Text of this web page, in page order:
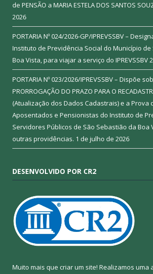
de PENSÃO a MARIA ESTELA DOS SANTOS
2026
PORTARIA Nº 024/2026-GP/IPREVSSBV –
Instituto de Previdência Social do Município
Boa Vista, para viajar a serviço do IPREVSSBV
PORTARIA Nº 023/2026/IPREVSSBV – Dispõe
PRORROGAÇÃO DO PRAZO PARA O
(Atualização dos Dados Cadastrais) e a Prova
Aposentados e Pensionistas do Instituto de
Servidores Públicos de São Sebastião da Boa
outras providências. 1 de julho de 2026
DESENVOLVIDO POR CR2
Muito mais que criar um site! Realizamos uma